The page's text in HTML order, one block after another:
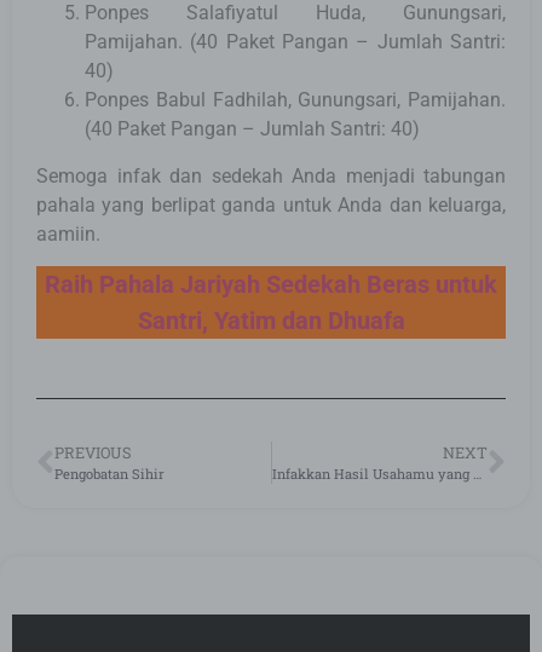
Ponpes Salafiyatul Huda, Gunungsari,
Pamijahan. (40 Paket Pangan – Jumlah Santri:
40)
Ponpes Babul Fadhilah, Gunungsari, Pamijahan.
(40 Paket Pangan – Jumlah Santri: 40)
Semoga infak dan sedekah Anda menjadi tabungan
pahala yang berlipat ganda untuk Anda dan keluarga,
aamiin.
Raih Pahala Jariyah Sedekah Beras untuk
Santri, Yatim dan Dhuafa
PREVIOUS
Pengobatan Sihir
NEXT
Infakkan Hasil Usahamu yang Terbaik